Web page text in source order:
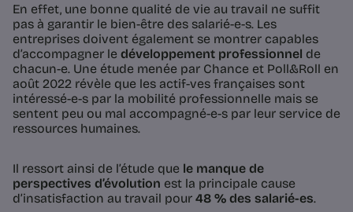
En effet, une bonne qualité de vie au travail ne suffit
pas à garantir le bien-être des salarié-e-s. Les
entreprises doivent également se montrer capables
d’accompagner le développement professionnel de
chacun-e. Une étude menée par Chance et Poll&Roll en
août 2022 révèle que les actif-ves françaises sont
intéressé-e-s par la mobilité professionnelle mais se
sentent peu ou mal accompagné-e-s par leur service de
ressources humaines.
Il ressort ainsi de l’étude que le manque de
perspectives d’évolution est la principale cause
d’insatisfaction au travail pour 48 % des salarié-es.